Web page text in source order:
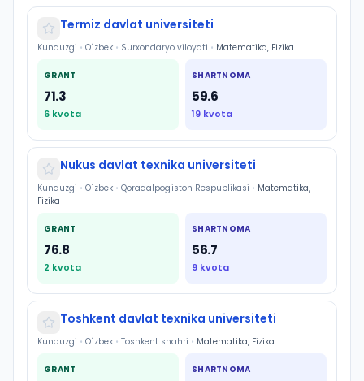
Termiz davlat universiteti
Kunduzgi • O`zbek • Surxondaryo viloyati • Matematika, Fizika
GRANT
71.3
6 kvota
SHARTNOMA
59.6
19 kvota
Nukus davlat texnika universiteti
Kunduzgi • O`zbek • Qoraqalpog'iston Respublikasi • Matematika,
Fizika
GRANT
76.8
2 kvota
SHARTNOMA
56.7
9 kvota
Toshkent davlat texnika universiteti
Kunduzgi • O`zbek • Toshkent shahri • Matematika, Fizika
GRANT SHARTNOMA